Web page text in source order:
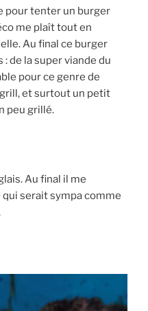
pour tenter un burger
me plaît tout en
Au final ce burger
de la super viande du
pour ce genre de
et surtout un petit
peu grillé.
Au final il me
serait sympa comme